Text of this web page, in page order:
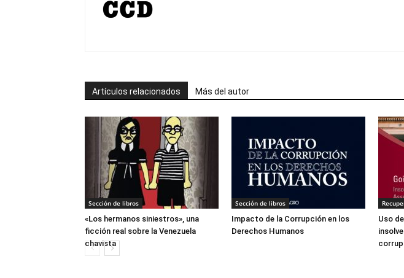
Artículos relacionados Más del autor
Sección de libros
«Los hermanos siniestros», una
ficción real sobre la Venezuela
chavista
Sección de libros
Impacto de la Corrupción en los
Derechos Humanos
Uso